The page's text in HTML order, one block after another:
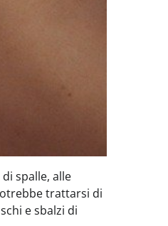
spalle, alle
trattarsi di
e sbalzi di